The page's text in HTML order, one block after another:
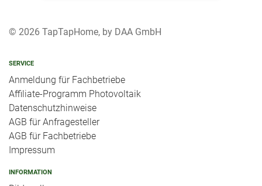
© 2026 TapTapHome, by DAA GmbH
SERVICE
Anmeldung für Fachbetriebe
Affiliate-Programm Photovoltaik
Datenschutzhinweise
AGB für Anfragesteller
AGB für Fachbetriebe
Impressum
INFORMATION